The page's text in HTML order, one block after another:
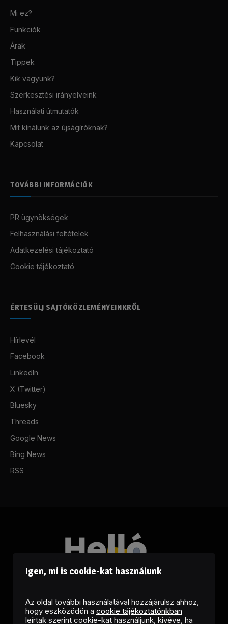
Mi ez?
Funkciók
Árak
Tippek
Kik vagyunk?
Szerkesztési irányelveink
Használati útmutatók
Mit kínálunk az újságíróknak?
Kapcsolat
TOVÁBBI INFORMÁCIÓK
PR ügynökségek
Felhasználási feltételek
Adatkezelési tájékoztató
Cookie tájékoztató
ÉRTESÜLJ SAJTÓKÖZLEMÉNYEINKRŐL
Hírlevél
Facebook
LinkedIn
X (Twitter)
Bluesky
Threads
Google News
Bing News
RSS
Igen, mi is cookie-kat használunk
Az oldal további használatával hozzájárulsz ahhoz,
hogy eszközödön a cookie tájékoztatónkban
leírtak szerint cookie-kat használjunk, kivéve, ha